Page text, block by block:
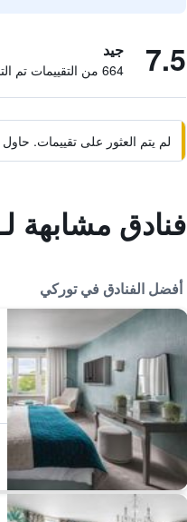
7.5 جيد
664 من التقييمات تم التحقق منها
لم يتم العثور على تقييمات.
فنادق مشابهة
أفضل الفنادق في توركي